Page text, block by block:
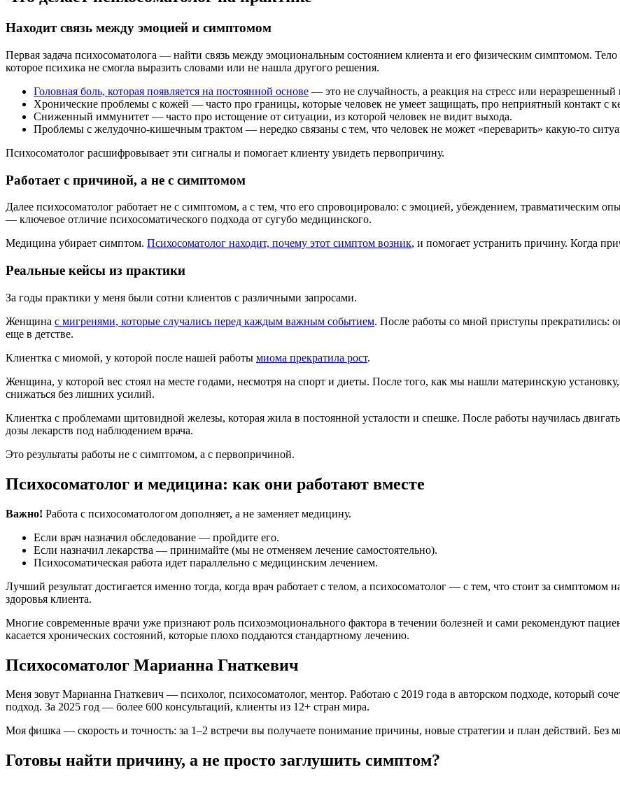
Находит связь между эмоцией и симптомом
Первая задача психосоматолога — найти связь между эмоциональным состоянием клиента и его физическим симптомом. Тело
которое психика не смогла выразить словами или не нашла другого решения.
Головная боль, которая появляется на постоянной основе — это не случайность, а реакция на стресс или
Хронические проблемы с кожей — часто про границы, которые человек не умеет защищать, про неприятный контакт с
Сниженный иммунитет — часто про истощение от ситуации, из которой человек не видит выхода.
Проблемы с желудочно-кишечным трактом — нередко связаны с тем, что человек не может «переварить» какую-то
Психосоматолог расшифровывает эти сигналы и помогает клиенту увидеть первопричину.
Работает с причиной, а не с симптомом
Далее психосоматолог работает не с симптомом, а с тем, что его спровоцировало: с эмоцией, убеждением, травматическим
— ключевое отличие психосоматического подхода от сугубо медицинского.
Медицина убирает симптом. Психосоматолог находит, почему этот симптом возник, и помогает устранить причину. Когда
Реальные кейсы из практики
За годы практики у меня были сотни клиентов с различными запросами.
Женщина с мигренями, которые случались перед каждым важным событием. После работы со мной приступы прекратились:
еще в детстве.
Клиентка с миомой, у которой после нашей работы миома прекратила рост.
Женщина, у которой вес стоял на месте годами, несмотря на спорт и диеты. После того, как мы нашли материнскую
снижаться без лишних усилий.
Клиентка с проблемами щитовидной железы, которая жила в постоянной усталости и спешке. После работы научилась
дозы лекарств под наблюдением врача.
Это результаты работы не с симптомом, а с первопричиной.
Психосоматолог и медицина: как они работают вместе
Важно! Работа с психосоматологом дополняет, а не заменяет медицину.
Если врач назначил обследование — пройдите его.
Если назначил лекарства — принимайте (мы не отменяем лечение самостоятельно).
Психосоматическая работа идет параллельно с медицинским лечением.
Лучший результат достигается именно тогда, когда врач работает с телом, а психосоматолог — с тем, что стоит за
здоровья клиента.
Многие современные врачи уже признают роль психоэмоционального фактора в течении болезней и сами рекомендуют
касается хронических состояний, которые плохо поддаются стандартному лечению.
Психосоматолог Марианна Гнаткевич
Меня зовут Марианна Гнаткевич — психолог, психосоматолог, ментор. Работаю с 2019 года в авторском подходе, который
подход. За 2025 год — более 600 консультаций, клиенты из 12+ стран мира.
Моя фишка — скорость и точность: за 1–2 встречи вы получаете понимание причины, новые стратегии и план действий. Без
Готовы найти причину, а не просто заглушить симптом?